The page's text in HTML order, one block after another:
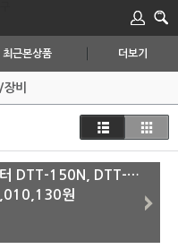
최근본상품 더보기
비
[블루텍/]토크테스터 DTT-150N, DTT-500N DTT-500N
원